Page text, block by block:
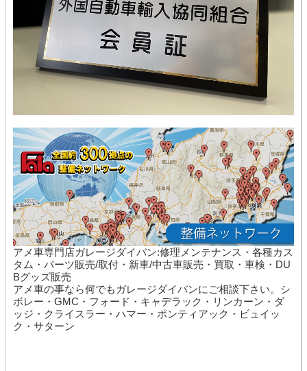
アメ車専門店ガレージダイバン:修理メンテナンス・各種カス
タム・パーツ販売/取付・新車/中古車販売・買取・車検・DU
Bグッズ販売
アメ車の事なら何でもガレージダイバンにご相談下さい。シ
ボレー・GMC・フォード・キャデラック・リンカーン・ダ
ッジ・クライスラー・ハマー・ポンティアック・ビュイッ
ク・サターン